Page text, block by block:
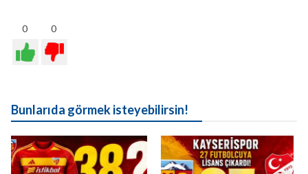
0 0
Bunlarıda görmek isteyebilirsin!